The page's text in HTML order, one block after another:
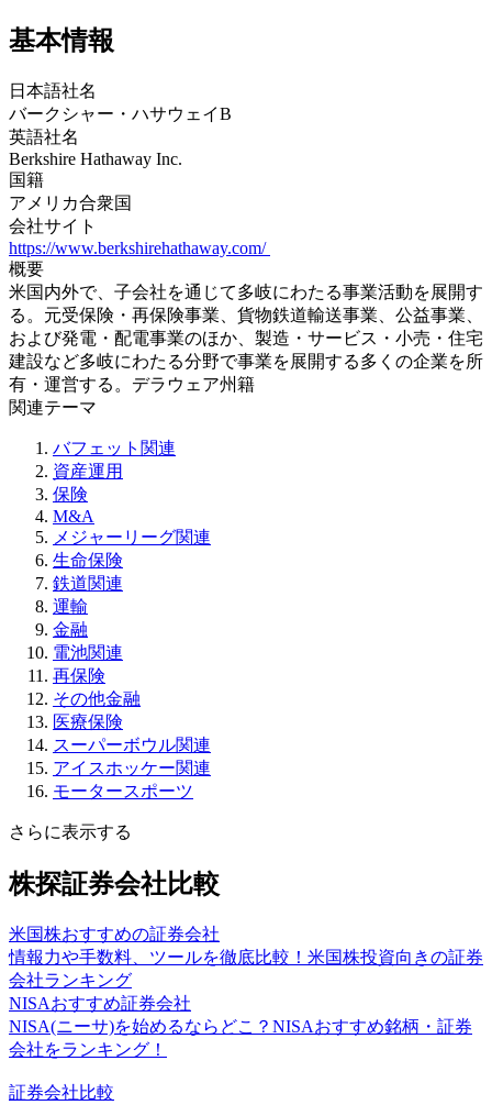
基本情報
日本語社名
バークシャー・ハサウェイB
英語社名
Berkshire Hathaway Inc.
国籍
アメリカ合衆国
会社サイト
https://www.berkshirehathaway.com/
概要
米国内外で、子会社を通じて多岐にわたる事業活動を展開す
る。元受保険・再保険事業、貨物鉄道輸送事業、公益事業、
および発電・配電事業のほか、製造・サービス・小売・住宅
建設など多岐にわたる分野で事業を展開する多くの企業を所
有・運営する。デラウェア州籍
関連テーマ
バフェット関連
資産運用
保険
M&A
メジャーリーグ関連
生命保険
鉄道関連
運輸
金融
電池関連
再保険
その他金融
医療保険
スーパーボウル関連
アイスホッケー関連
モータースポーツ
さらに表示する
株探証券会社比較
米国株おすすめの証券会社
情報力や手数料、ツールを徹底比較！米国株投資向きの証券
会社ランキング
NISAおすすめ証券会社
NISA(ニーサ)を始めるならどこ？NISAおすすめ銘柄・証券
会社をランキング！
証券会社比較